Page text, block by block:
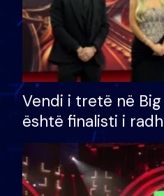
Vendi i tretë në
është finalisti i